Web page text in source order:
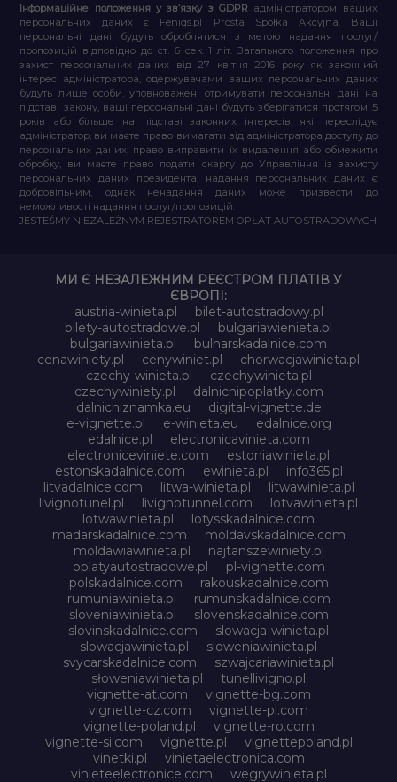
Інформаційне положення у зв’язку з GDPR адміністратором ваших
персональних даних є Feniqs.pl Prosta Spółka Akcyjna. Ваші
персональні дані будуть оброблятися з метою надання послуг/
пропозицій відповідно до ст. 6 сек. 1 літ. Загального положення про
захист персональних даних від 27 квітня 2016 року як законний
інтерес адміністратора, одержувачами ваших персональних даних
будуть лише особи, уповноважені отримувати персональні дані на
підставі закону, ваші персональні дані будуть зберігатися протягом 5
років або більше на підставі законних інтересів, які переслідує
адміністратор, ви маєте право вимагати від адміністратора доступу до
персональних даних, право виправити їх видалення або обмежити
обробку, ви маєте право подати скаргу до Управління із захисту
персональних даних президента, надання персональних даних є
добровільним, однак ненадання даних може призвести до
неможливості надання послуг/пропозицій.
JESTEŚMY NIEZALEŻNYM REJESTRATOREM OPŁAT AUTOSTRADOWYCH
МИ Є НЕЗАЛЕЖНИМ РЕЄСТРОМ ПЛАТІВ У
ЄВРОПІ:
austria-winieta.pl
bilet-autostradowy.pl
bilety-autostradowe.pl
bulgariawienieta.pl
bulgariawinieta.pl
bulharskadalnice.com
cenawiniety.pl
cenywiniet.pl
chorwacjawinieta.pl
czechy-winieta.pl
czechywinieta.pl
czechywiniety.pl
dalnicnipoplatky.com
dalnicniznamka.eu
digital-vignette.de
e-vignette.pl
e-winieta.eu
edalnice.org
edalnice.pl
electronicavinieta.com
electroniceviniete.com
estoniawinieta.pl
estonskadalnice.com
ewinieta.pl
info365.pl
litvadalnice.com
litwa-winieta.pl
litwawinieta.pl
livignotunel.pl
livignotunnel.com
lotvawinieta.pl
lotwawinieta.pl
lotysskadalnice.com
madarskadalnice.com
moldavskadalnice.com
moldawiawinieta.pl
najtanszewiniety.pl
oplatyautostradowe.pl
pl-vignette.com
polskadalnice.com
rakouskadalnice.com
rumuniawinieta.pl
rumunskadalnice.com
sloveniawinieta.pl
slovenskadalnice.com
slovinskadalnice.com
slowacja-winieta.pl
slowacjawinieta.pl
sloweniawinieta.pl
svycarskadalnice.com
szwajcariawinieta.pl
słoweniawinieta.pl
tunellivigno.pl
vignette-at.com
vignette-bg.com
vignette-cz.com
vignette-pl.com
vignette-poland.pl
vignette-ro.com
vignette-si.com
vignette.pl
vignettepoland.pl
vinetki.pl
vinietaelectronica.com
vinieteelectronice.com
wegrywinieta.pl